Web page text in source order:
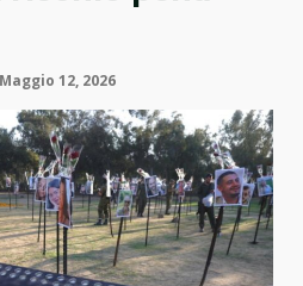
Maggio 12, 2026